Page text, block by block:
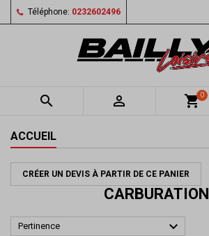
Téléphone: 0232602496
  shopping_cart0
ACCUEIL
CRÉER UN DEVIS À PARTIR DE CE PANIER
CARBURATION
Pertinence 